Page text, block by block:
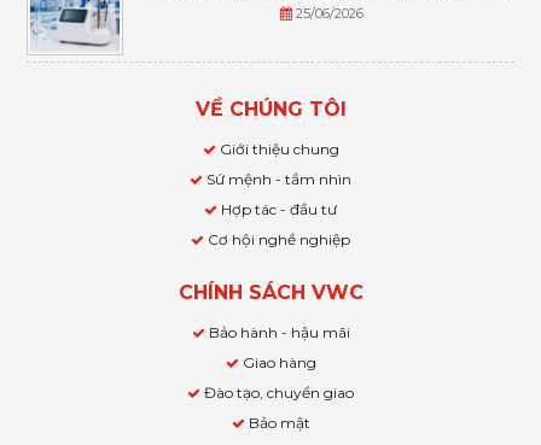
25/06/2026
VỀ CHÚNG TÔI
Giới thiệu chung
Sứ mệnh - tầm nhìn
Hợp tác - đầu tư
Cơ hội nghề nghiệp
CHÍNH SÁCH VWC
Bảo hành - hậu mãi
Giao hàng
Đào tạo, chuyển giao
Bảo mật